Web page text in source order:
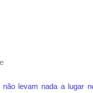
levam nada a lugar